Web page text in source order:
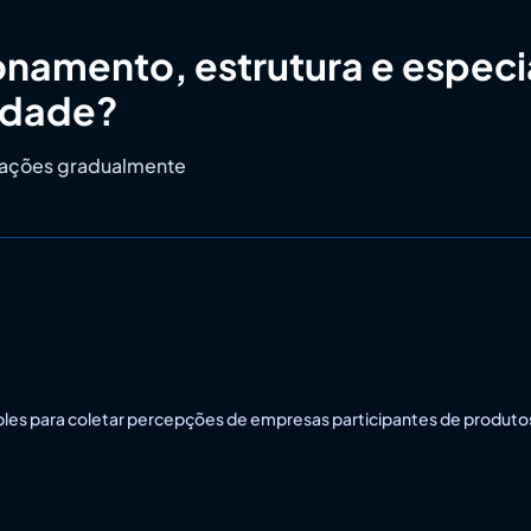
estrutura e
gradualmente
para coletar percepções de empresas participantes de